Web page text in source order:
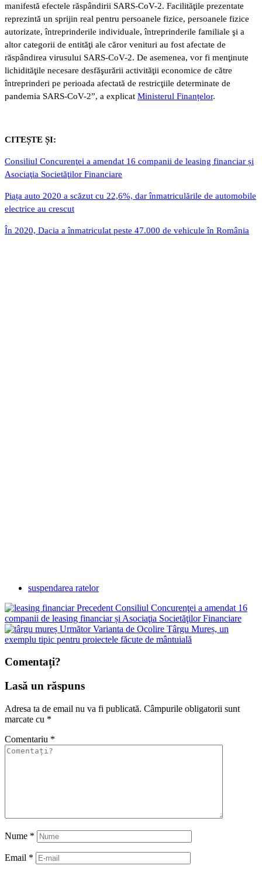
manifestă efectele răspândirii SARS-CoV-2. Facilităţile prezentate
reprezintă un sprijin real pentru persoanele fizice, persoanele fizice
autorizate, întreprinderile individuale, întreprinderile familiale şi a
altor categorii de entităţi ale căror venituri au fost afectate de
răspândirea virusului SARS-CoV-2. De asemenea, vor fi menţinute
lichidităţile necesare desfăşurării activităţii economice de către
întreprinderi pe perioada afectată de restricţiile determinate de
pandemia SARS-CoV-2”, a explicat Ministerul Finanțelor.
CITEȘTE ȘI:
Consiliul Concurenţei a amendat 16 companii de leasing financiar și
Asociaţia Societăţilor Financiare
Piața auto 2020 a scăzut cu 22,6%, dar înmatriculările de automobile
electrice au crescut
În 2020, Dacia a înmatriculat peste 47.000 de vehicule în România
suspendarea ratelor
Precedent Consiliul Concurenţei a amendat 16
companii de leasing financiar și Asociaţia Societăţilor Financiare
Următor Varianta de Ocolire Târgu Mureș, un
exemplu tipic pentru proiectele făcute de mântuială
Comentați?
Lasă un răspuns
Adresa ta de email nu va fi publicată. Câmpurile obligatorii sunt
marcate cu *
Comentariu *
Nume *
Email *